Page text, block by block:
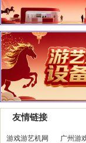
友情链接
游戏游艺机网 广州游